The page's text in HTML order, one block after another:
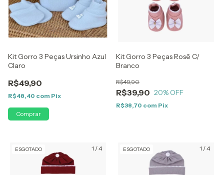
Kit Gorro 3 Peças Ursinho Azul
Claro
R$49,90
R$48,40 com Pix
Kit Gorro 3 Peças Rosê C/
Branco
R$39,90
R$49,90
20% OFF
R$38,70 com Pix
1 /4
ESGOTADO 1 /4
ESGOTADO